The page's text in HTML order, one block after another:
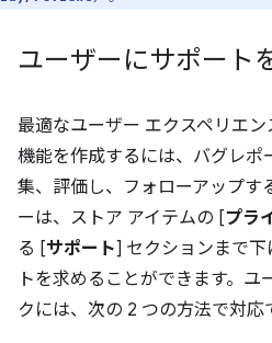
ユーザーにサポート
最適なユーザー エクスペリエ
機能を作成するには、バグレポ
集、評価し、フォローアップす
ーは、ストア アイテムの [プラ
る [サポート] セクションまで
トを求めることができます。ユ
クには、次の 2 つの方法で対応